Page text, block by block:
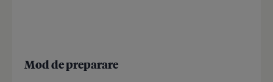
Mod de preparare